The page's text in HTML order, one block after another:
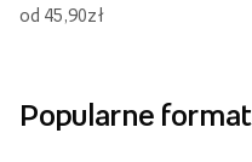
od 45,90zł
Popularne